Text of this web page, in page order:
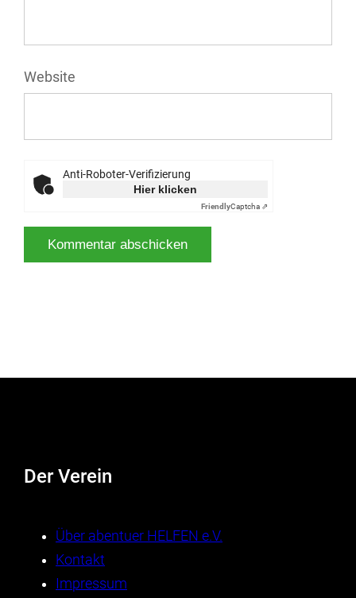
Website
Anti-Roboter-Verifizierung
Hier klicken
FriendlyCaptcha ⇗
Der Verein
Über abentuer HELFEN e.V.
Kontakt
Impressum